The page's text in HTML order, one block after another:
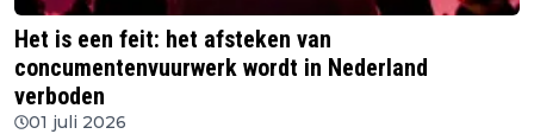
Het is een feit: het afsteken van
concumentenvuurwerk wordt in Nederland
verboden
01 juli 2026